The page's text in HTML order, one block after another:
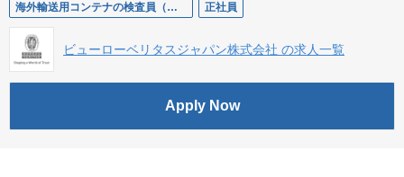
海外輸送用コンテナの検査員（神戸勤務） 正社員
ビューローベリタスジャパン株式会社 の求人一覧
Apply Now